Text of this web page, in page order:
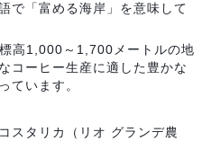
で「富める海岸」を意味して
高1,000～1,700メートルの地
コーヒー生産に適した豊かな
ています。
スタリカ（リオ グランデ農